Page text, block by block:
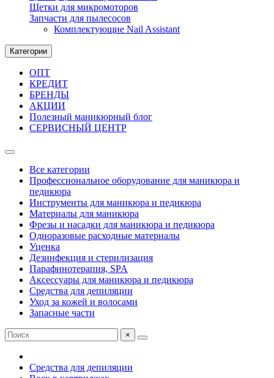
Щетки для микромоторов
Запчасти для пылесосов
Комплектующие Nail Assistant
Категории
ОПТ
КРЕДИТ
БРЕНДЫ
АКЦИИ
Полезный маникюрный блог
СЕРВИСНЫЙ ЦЕНТР
Все категории
Профессиональное оборудование для маникюра и
педикюра
Инструменты для маникюра и педикюра
Материалы для маникюра
Фрезы и насадки для маникюра и педикюра
Одноразовые расходные материалы
Уценка
Дезинфекция и стерилизация
Парафинотерапия, SPA
Аксессуары для маникюра и педикюра
Средства для депиляции
Уход за кожей и волосами
Запасные части
×
Средства для депиляции